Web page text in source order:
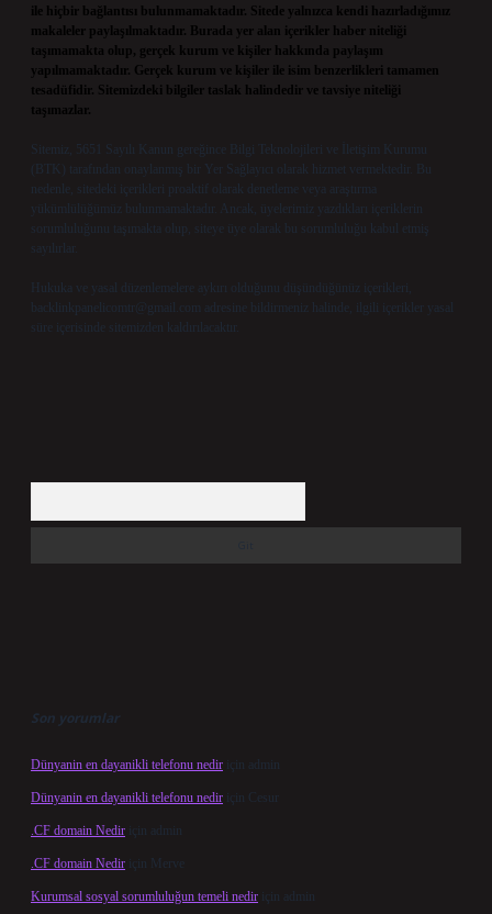
ile hiçbir bağlantısı bulunmamaktadır. Sitede yalnızca kendi hazırladığımız
makaleler paylaşılmaktadır. Burada yer alan içerikler haber niteliği
taşımamakta olup, gerçek kurum ve kişiler hakkında paylaşım
yapılmamaktadır. Gerçek kurum ve kişiler ile isim benzerlikleri tamamen
tesadüfidir. Sitemizdeki bilgiler taslak halindedir ve tavsiye niteliği
taşımazlar.
Sitemiz, 5651 Sayılı Kanun gereğince Bilgi Teknolojileri ve İletişim Kurumu
(BTK) tarafından onaylanmış bir Yer Sağlayıcı olarak hizmet vermektedir. Bu
nedenle, sitedeki içerikleri proaktif olarak denetleme veya araştırma
yükümlülüğümüz bulunmamaktadır. Ancak, üyelerimiz yazdıkları içeriklerin
sorumluluğunu taşımakta olup, siteye üye olarak bu sorumluluğu kabul etmiş
sayılırlar.
Hukuka ve yasal düzenlemelere aykırı olduğunu düşündüğünüz içerikleri,
backlinkpanelicomtr@gmail.com adresine bildirmeniz halinde, ilgili içerikler yasal
süre içerisinde sitemizden kaldırılacaktır.
Son yorumlar
Dünyanin en dayanikli telefonu nedir için admin
Dünyanin en dayanikli telefonu nedir için Cesur
.CF domain Nedir için admin
.CF domain Nedir için Merve
Kurumsal sosyal sorumluluğun temeli nedir için admin